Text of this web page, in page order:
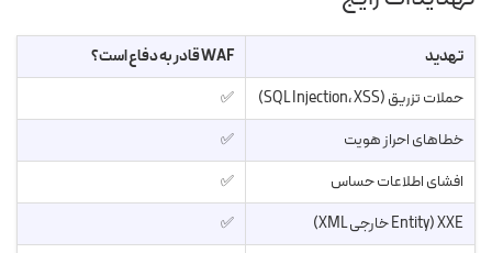
تهدید
WAF قادر به دفاع است؟
حملات تزریق (SQL Injection، XSS)
✅
خطاهای احراز هویت
✅
افشای اطلاعات حساس
✅
XXE (Entity خارجی XML)
✅